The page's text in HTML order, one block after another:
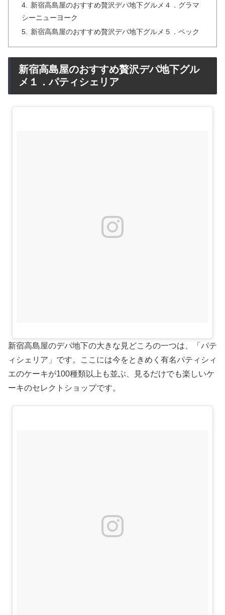
新宿高島屋のおすすめ贅沢デパ地下グルメ４．グラマ
シーニューヨーク
新宿高島屋のおすすめ贅沢デパ地下グルメ５．ペック
新宿高島屋のおすすめ贅沢デパ地下グル
メ１．パティシェリア
新宿高島屋のデパ地下の大きな見どころの一つは、「パテ
ィシェリア」です。ここには今をときめく有名パティシィ
エのケーキが100種類以上も並ぶ、見るだけでも楽しいケ
ーキのセレクトショップです。